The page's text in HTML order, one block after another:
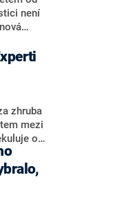
dosud
není
na
také
o
zhruba
mezi
o
je
2028